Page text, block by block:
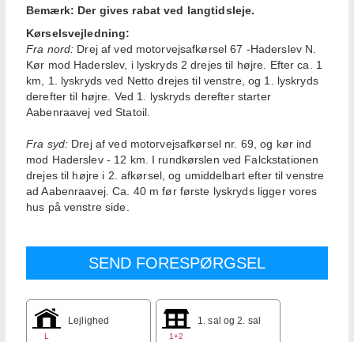
Bemærk: Der gives rabat ved langtidsleje.
Kørselsvejledning:
Fra nord: Drej af ved motorvejsafkørsel 67 -Haderslev N.
Kør mod Haderslev, i lyskryds 2 drejes til højre. Efter ca. 1
km, 1. lyskryds ved Netto drejes til venstre, og 1. lyskryds
derefter til højre. Ved 1. lyskryds derefter starter
Aabenraavej ved Statoil.
Fra syd: Drej af ved motorvejsafkørsel nr. 69, og kør ind
mod Haderslev - 12 km. I rundkørslen ved Falckstationen
drejes til højre i 2. afkørsel, og umiddelbart efter til venstre
ad Aabenraavej. Ca. 40 m før første lyskryds ligger vores
hus på venstre side.
L
Lejlighed
1+2
1. sal og 2. sal